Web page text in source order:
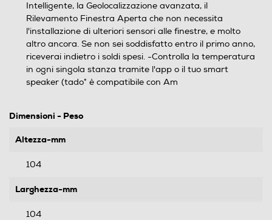
Intelligente, la Geolocalizzazione avanzata, il
Rilevamento Finestra Aperta che non necessita
l'installazione di ulteriori sensori alle finestre, e molto
altro ancora. Se non sei soddisfatto entro il primo anno,
riceverai indietro i soldi spesi. -Controlla la temperatura
in ogni singola stanza tramite l'app o il tuo smart
speaker (tado° è compatibile con Am
Dimensioni - Peso
Altezza-mm
104
Larghezza-mm
104